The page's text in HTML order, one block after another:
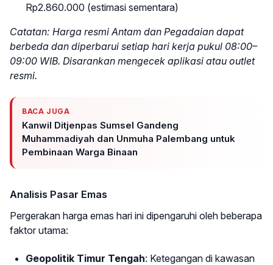
Rp2.860.000 (estimasi sementara)
Catatan: Harga resmi Antam dan Pegadaian dapat
berbeda dan diperbarui setiap hari kerja pukul 08:00–
09:00 WIB. Disarankan mengecek aplikasi atau outlet
resmi.
BACA JUGA
Kanwil Ditjenpas Sumsel Gandeng
Muhammadiyah dan Unmuha Palembang untuk
Pembinaan Warga Binaan
Analisis Pasar Emas
Pergerakan harga emas hari ini dipengaruhi oleh beberapa
faktor utama:
Geopolitik Timur Tengah: Ketegangan di kawasan